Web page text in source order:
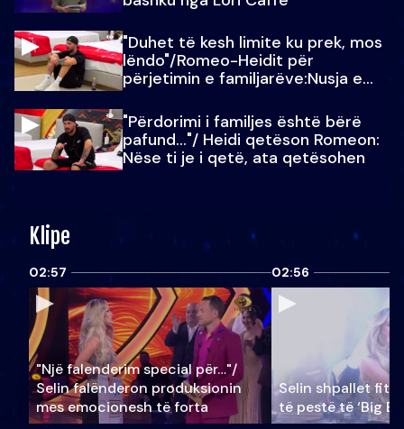
"Duhet të kesh limite ku prek, mos
lëndo"/Romeo-Heidit për
përjetimin e familjarëve:Nusja e
"Përdorimi i familjes është bërë
pafund…"/ Heidi qetëson Romeon:
Nëse ti je i qetë, ata qetësohen
Klipe
02:57
"Një falenderim special për…"/
Selin falënderon produksionin
mes emocionesh të forta
02:56
Selin shpallet
të pestë të ‘Big